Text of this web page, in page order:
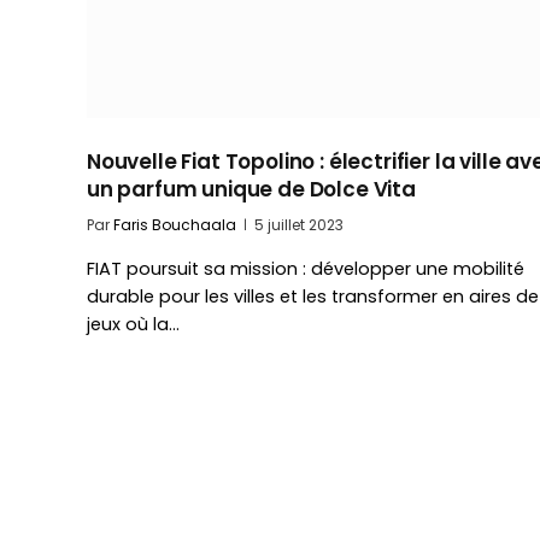
Nouvelle Fiat Topolino : électrifier la ville
un parfum unique de Dolce Vita
ParFaris Bouchaala 5 juillet 2023
FIAT poursuit sa mission : développer une mobilité
durable pour les villes et les transformer en aires de
jeux où la…